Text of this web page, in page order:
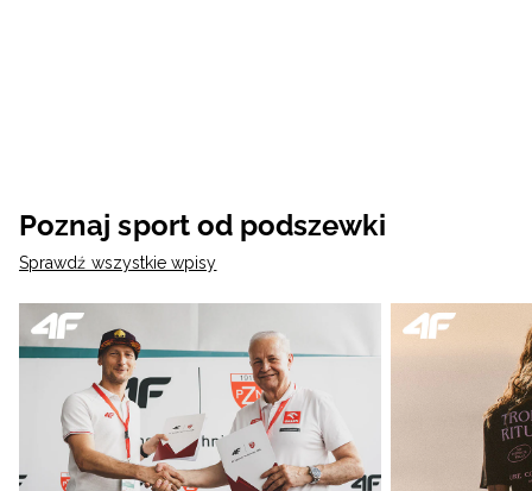
Poznaj sport od podszewki
Sprawdź wszystkie wpisy